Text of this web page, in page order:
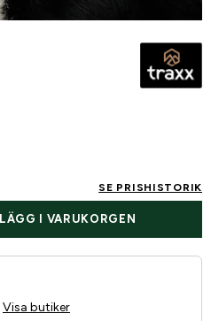
SE PRISHISTORIK
LÄGG I VARUKORGEN
Visa butiker